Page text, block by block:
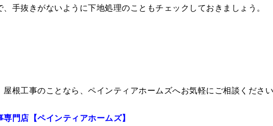
手抜きがないように下地処理のこともチェックしておきましょう。
根工事のことなら、ペインティアホームズへお気軽にご相談くださ
門店【ペインティアホームズ】